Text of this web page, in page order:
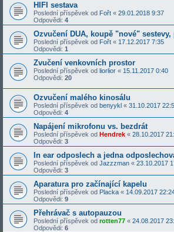
HIFI sestava
Poslední příspěvek od Fořt « 29.01.2018 9:37
Odpovědi: 4
Ozvučení DUA, koupě "nové"
Poslední příspěvek od Fořt « 17.12.2017 7:35
Odpovědi: 1
Zvučení venkovních prostor
Poslední příspěvek od liorlior « 15.11.2017 0:40
Odpovědi: 20
Ozvučení malého kinosálu
Poslední příspěvek od benyykl « 31.10.2017
Odpovědi: 4
Napájení mikrofonu vs. bezdrát
Poslední příspěvek od Hendrek « 28.10.2017
Odpovědi: 3
In ear odposlech a jedna
Poslední příspěvek od Jazzzman « 23.10.2017
Odpovědi: 3
Aparatura pro začínající kapelu
Poslední příspěvek od Placka « 14.09.2017
Odpovědi: 9
Přehrávač s autopauzou
Poslední příspěvek od rotten77 « 24.08.2017
Odpovědi: 6